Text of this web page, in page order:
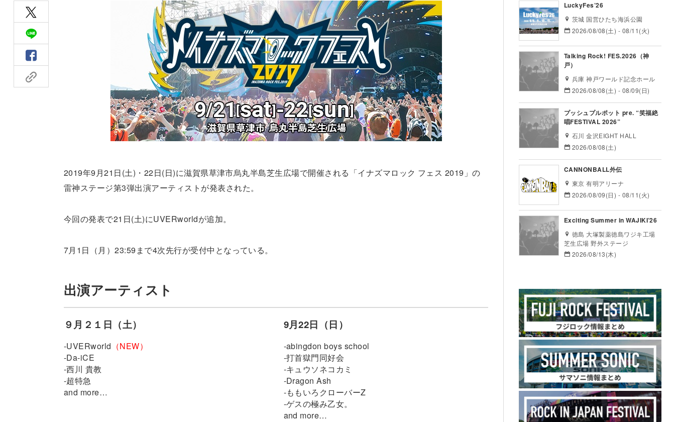
2019年9月21日(土)・22日(日)に滋賀県草津市烏丸半島芝生広場で開催される「イナズマロック フェス 2019」の
雷神ステージ第3弾出演アーティストが発表された。
今回の発表で21日(土)にUVERworldが追加。
7月1日（月）23:59まで4次先行が受付中となっている。
出演アーティスト
９月２１日（土）
-UVERworld （NEW）
-Da-iCE
-西川 貴教
-超特急
and more…
9月22日（日）
-abingdon boys school
-打首獄門同好会
-キュウソネコカミ
-Dragon Ash
-ももいろクローバーZ
-ゲスの極み乙女。
and more…
LuckyFes’26
茨城 国営ひたち海浜公園
2026/08/08(土) - 08/11(火)
Talking Rock! FES.2026（神
戸）
兵庫 神戸ワールド記念ホール
2026/08/08(土) - 08/09(日)
プッシュプルポット pre. “笑福絶
唱FESTIVAL 2026”
石川 金沢EIGHT HALL
2026/08/08(土)
CANNONBALL外伝
東京 有明アリーナ
2026/08/09(日) - 08/11(火)
Exciting Summer in WAJIKI’26
徳島 大塚製薬徳島ワジキ工場
芝生広場 野外ステージ
2026/08/13(木)